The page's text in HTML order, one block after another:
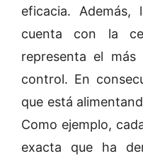
eficacia.
cuenta con la
representa el
control. En
que está
Como ejemplo,
exacta que ha